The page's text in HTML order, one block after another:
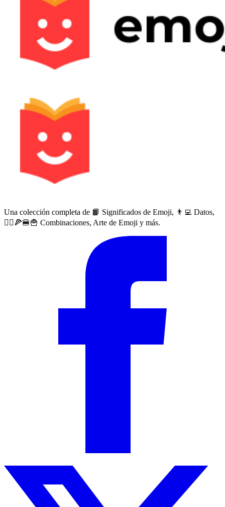
Una colección completa de 📙 Significados de Emoji, 👨‍💻 Datos,
🙅‍♀️🍕🍔🍟 Combinaciones, Arte de Emoji y más.